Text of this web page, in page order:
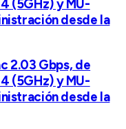
(5GHz) y MU-
desde la
2.03 Gbps, de
(5GHz) y MU-
desde la